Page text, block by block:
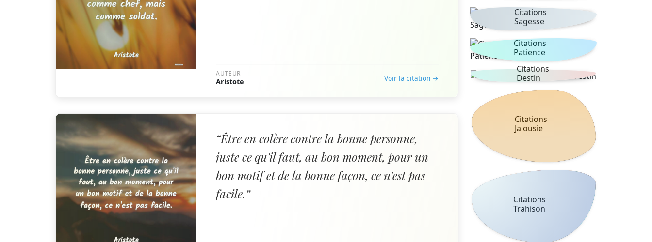
AUTEUR
Aristote Voir la citation →
“Être en colère contre la bonne personne,
juste ce qu'il faut, au bon moment, pour un
bon motif et de la bonne façon, ce n'est pas
facile.”
Citations
Sagesse
Citations
Patience
Citations
Destin
Citations
Jalousie
Citations
Trahison